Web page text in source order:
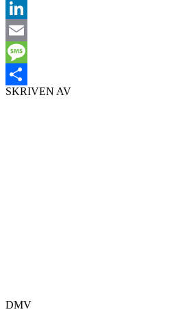
Facebook
LinkedIn
Email
Message
Dela
SKRIVEN AV
DMV